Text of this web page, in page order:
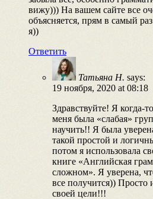
вижу))) На вашем сайте все
объясняется, прям в самый
я))
Ответить
Татьяна Н. says:
19 ноября, 2020 at 08:18
Здравствуйте! Я когда-
меня была «слабая»
научить!! Я была
такой простой и
потом я использовала
книге «Английская
сложном». Я уверена,
все получится)) Просто
своей цели!!!